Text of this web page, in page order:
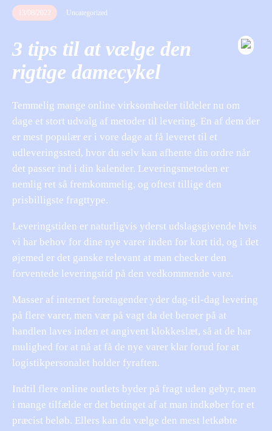
13/08/2022 Uncategorized
3 tips til at vælge den
rigtige damecykel
Temmelig mange online virksomheder tildeler nu om
dage et stort udvalg af metoder til levering. En af dem der
er mest populær er i vore dage at få leveret til et
udleveringssted, hvor du selv kan afhente din ordre når
det passer ind i din kalender. Leveringsmetoden er
nemlig ret så fremkommelig, og oftest tillige den
prisbilligste fragttype.
Leveringstiden er naturligvis yderst udslagsgivende hvis
vi har behov for dine nye varer inden for kort tid, og i det
øjemed er det ganske relevant at man checker den
forventede leveringstid på den vedkommende vare.
Masser af internet foretagender yder dag-til-dag levering
på flere varer, men vær på vagt da det beroer på at
handlen laves inden et angivent klokkeslæt, så at de har
mulighed for at nå at få de nye varer klar forud for at
logistikpersonalet holder fyraften.
Indtil flere online outlets byder på fragt uden gebyr, men
i mange tilfælde er det betinget af at man indkøber for et
præcist beløb. Ellers kan du vælge den mest letkøbte